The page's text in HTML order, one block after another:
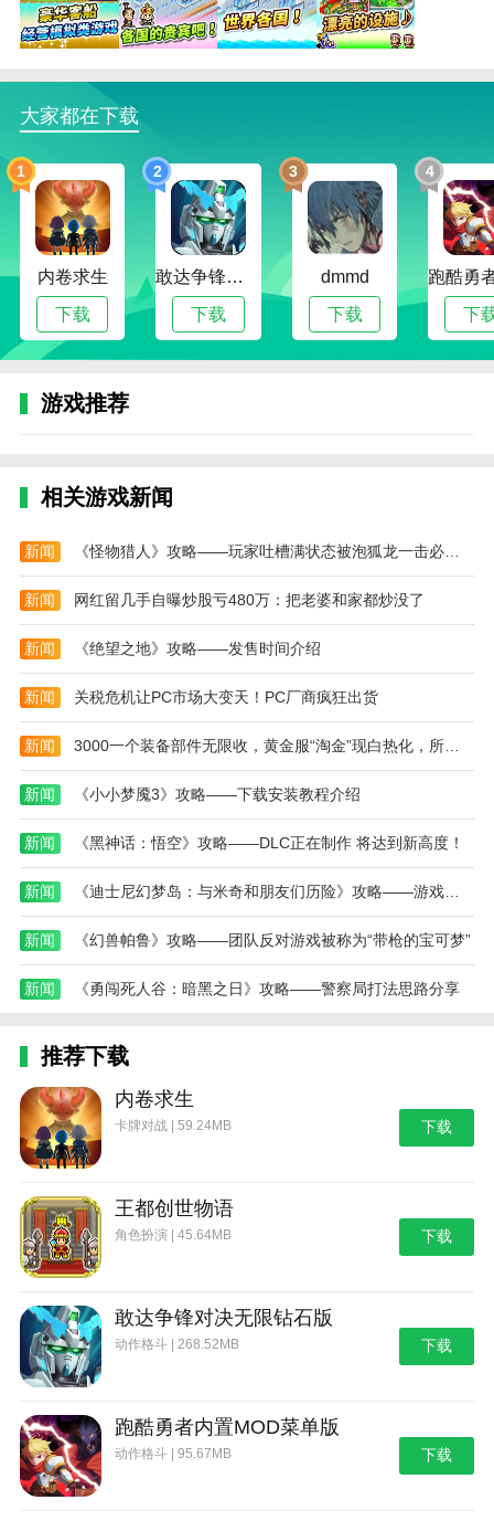
值，用于升级游轮或解锁更多装饰选项。
解决，增加了游戏的趣味性和挑战性。
3、玩家应合理安排和管理邮轮资源，包括员工、
设施和服务，以提供更好的游客体验。
4、游戏具有多种社交交互功能，玩家可以与其他
玩家交流、合作、竞争，提高游戏的互动性和乐趣。
豪华大游轮物语无限钻石版评测
游戏提供了丰富的玩法和多种装饰选项，玩家可以
根据自己的喜好制作独特的游轮。游戏任务和挑战增加
了游戏的趣味性和挑战性，各种随机事件和社交互动功
本站为您提供豪华大游轮物语 无限钻石版的 手机
大家都在下载
1
内卷求生
下载
2
敢达争锋对决无限钻石版
下载
3
dmmd
下载
4
下
游戏推荐
相关游戏新闻
新闻 《怪物猎人》攻略——玩家吐槽满状态被泡狐龙一击必杀 网友支招吃大蒜
新闻 网红留几手自曝炒股亏480万：把老婆和家都炒没了
新闻 《绝望之地》攻略——发售时间介绍
新闻 关税危机让PC市场大变天！PC厂商疯狂出货
新闻 3000一个装备部件无限收，黄金服“淘金”现白热化，所有人全眼红了
新闻 《小小梦魇3》攻略——下载安装教程介绍
新闻 《黑神话：悟空》攻略——DLC正在制作 将达到新高度！
新闻 《迪士尼幻梦岛：与米奇和朋友们历险》攻略——游戏官网地址介绍
新闻 《幻兽帕鲁》攻略——团队反对游戏被称为“带枪的宝可梦”
新闻 《勇闯死人谷：暗黑之日》攻略——警察局打法思路分享
推荐下载
内卷求生
卡牌对战 | 59.24MB 下载
王都创世物语
角色扮演 | 45.64MB 下载
敢达争锋对决无限钻石版
动作格斗 | 268.52MB 下载
跑酷勇者内置MOD菜单版
动作格斗 | 95.67MB 下载